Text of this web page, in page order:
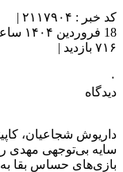
کد خبر : ۲۱۱۷۹۰۴ |
18 فروردین ۱۴۰۴ ساعت ۱۶:۲۰ |
۷۱۶ بازدید |
۰
دیدگاه
داریوش شجاعیان،
سایه بی‌توجهی مهدی
بازی‌های حساس بقا